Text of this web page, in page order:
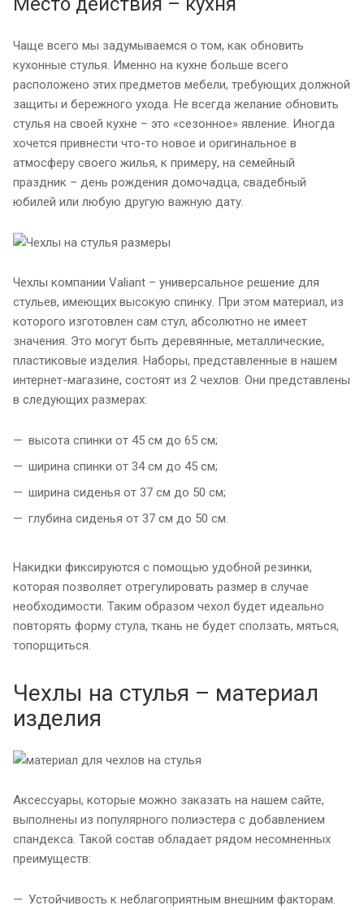
Чаще всего мы задумываемся о том, как обновить
кухонные стулья. Именно на кухне больше всего
расположено этих предметов мебели, требующих должной
защиты и бережного ухода. Не всегда желание обновить
стулья на своей кухне – это «сезонное» явление. Иногда
хочется привнести что-то новое и оригинальное в
атмосферу своего жилья, к примеру, на семейный
праздник – день рождения домочадца, свадебный
юбилей или любую другую важную дату.
Чехлы компании Valiant – универсальное решение для
стульев, имеющих высокую спинку. При этом материал, из
которого изготовлен сам стул, абсолютно не имеет
значения. Это могут быть деревянные, металлические,
пластиковые изделия. Наборы, представленные в нашем
интернет-магазине, состоят из 2 чехлов. Они представлены
в следующих размерах:
высота спинки от 45 см до 65 см;
ширина спинки от 34 см до 45 см;
ширина сиденья от 37 см до 50 см;
глубина сиденья от 37 см до 50 см.
Накидки фиксируются с помощью удобной резинки,
которая позволяет отрегулировать размер в случае
необходимости. Таким образом чехол будет идеально
повторять форму стула, ткань не будет сползать, мяться,
топорщиться.
Чехлы на стулья – материал
изделия
Аксессуары, которые можно заказать на нашем сайте,
выполнены из популярного полиэстера с добавлением
спандекса. Такой состав обладает рядом несомненных
преимуществ:
Устойчивость к неблагоприятным внешним факторам.